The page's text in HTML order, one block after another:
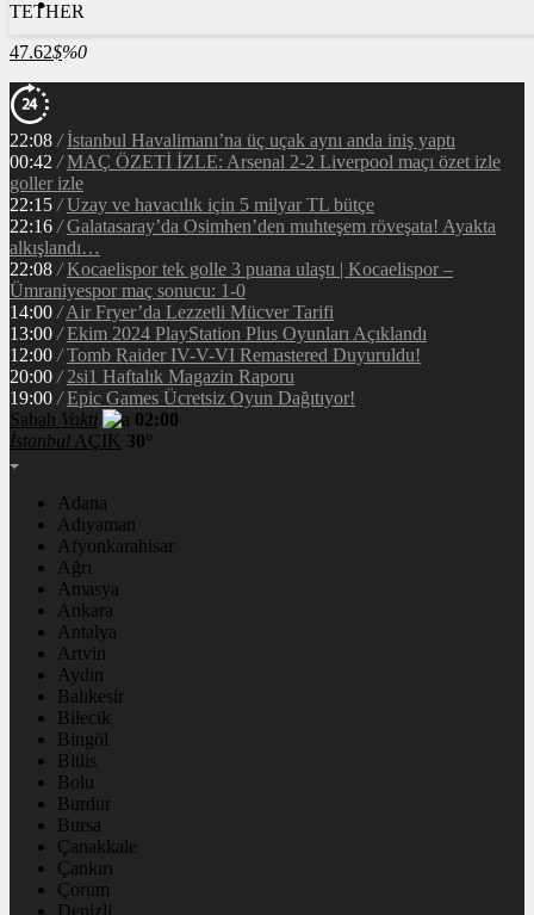
TETHER
47.62$%0
22:08 / İstanbul Havalimanı’na üç uçak aynı anda iniş yaptı
00:42 / MAÇ ÖZETİ İZLE: Arsenal 2-2 Liverpool maçı özet izle
goller izle
22:15 / Uzay ve havacılık için 5 milyar TL bütçe
22:16 / Galatasaray’da Osimhen’den muhteşem röveşata! Ayakta
alkışlandı…
22:08 / Kocaelispor tek golle 3 puana ulaştı | Kocaelispor –
Ümraniyespor maç sonucu: 1-0
14:00 / Air Fryer’da Lezzetli Mücver Tarifi
13:00 / Ekim 2024 PlayStation Plus Oyunları Açıklandı
12:00 / Tomb Raider IV-V-VI Remastered Duyuruldu!
20:00 / 2si1 Haftalık Magazin Raporu
19:00 / Epic Games Ücretsiz Oyun Dağıtıyor!
Sabah Vakti
02:00
İstanbul AÇIK 30°
Adana
Adıyaman
Afyonkarahisar
Ağrı
Amasya
Ankara
Antalya
Artvin
Aydın
Balıkesir
Bilecik
Bingöl
Bitlis
Bolu
Burdur
Bursa
Çanakkale
Çankırı
Çorum
Denizli